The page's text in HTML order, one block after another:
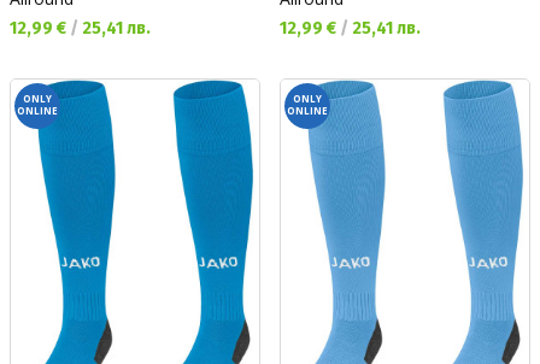
Текуща цена:
12,99 € / 25,41 лв. Текуща цена:
12,99 € / 25,41 лв.
ONLY
ONLINE
ONLY
ONLINE